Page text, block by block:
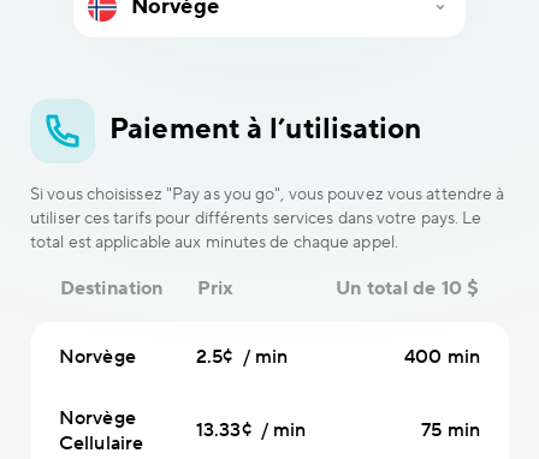
Paiement à l’utilisation
Si vous choisissez "Pay as you go", vous pouvez vous attendre à
utiliser ces tarifs pour différents services dans votre pays. Le
total est applicable aux minutes de chaque appel.
Destination Prix Un total de 10 $
Norvège 2.5¢ / min 400 min
Norvège
Cellulaire
13.33¢ / min 75 min